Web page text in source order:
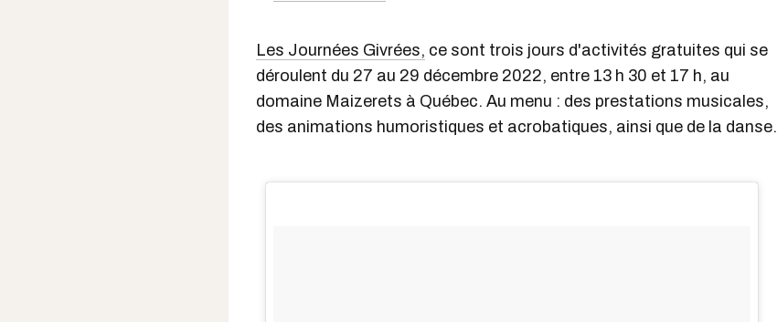
Les Journées Givrées, ce sont trois jours d'activités gratuites qui se
déroulent du 27 au 29 décembre 2022, entre 13 h 30 et 17 h, au
domaine Maizerets à Québec. Au menu : des prestations musicales,
des animations humoristiques et acrobatiques, ainsi que de la danse.